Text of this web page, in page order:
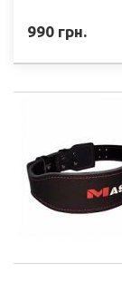
990 грн.